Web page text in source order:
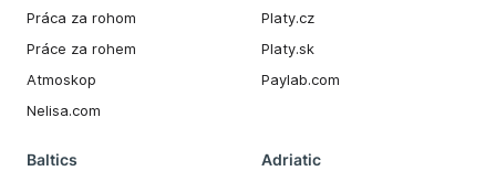
Práca za rohom
Práce za rohem
Atmoskop
Nelisa.com
Platy.cz
Platy.sk
Paylab.com
Baltics Adriatic